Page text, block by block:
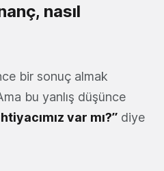
nasıl
bir sonuç almak
bu yanlış düşünce
var mı?” diye